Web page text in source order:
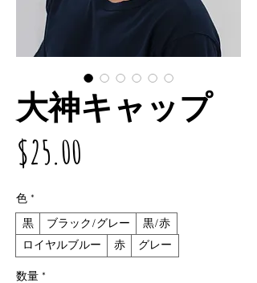
大神キャップ
$25.00
色 *
黒
ブラック/グレー
黒/赤
ロイヤルブルー
赤 グレー
数量 *